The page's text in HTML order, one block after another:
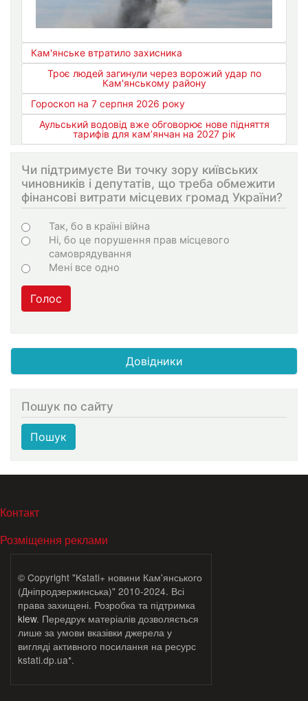
Кам'янське втратило захисника
Троє людей загинули через ворожий удар по
Кам'янському району
Гороскоп на 7 серпня 2026 року
Аульський водовід вже обговорює нове підняття
тарифів для кам’янчан на 2027 рік
Чи підтримуєте Ви точку зору київських
чиновників і депутатів, що треба обмежити
фінансові витрати місцевих громад України?
Варіанти
Так, бо в країні війна
Ні, бо це порушення прав місцевого
самоврядування
Мені все одно
Голос
Довідники
Пошук по сайту
Пошук
МЕНЮ В ПОДВАЛЕ
Контакт
Розміщення реклами
© Copyright "Kstati+ новини Кам'янського
(Дніпродзержинська)" 2010-2024. Всі
права захищені. Розробка та підтримка
klew. Передрук матеріалів дозволяється
лише за умови вказівки джерела у
вигляді активного посилання на ресурс
kstati.dp.ua*.